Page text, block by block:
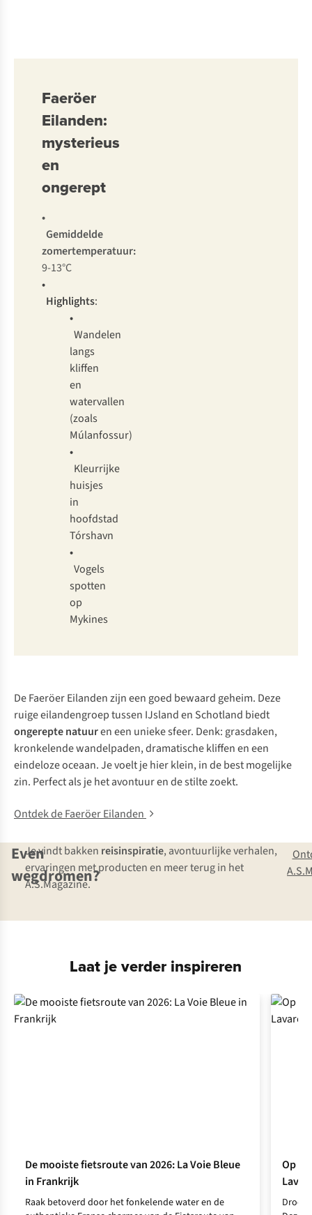
Faeröer
Eilanden:
mysterieus
en
ongerept
•
Gemiddelde
zomertemperatuur:
9-13°C
•
Highlights:
•
Wandelen
langs
kliffen
en
watervallen
(zoals
Múlanfossur)
•
Kleurrijke
huisjes
in
hoofdstad
Tórshavn
•
Vogels
spotten
op
Mykines
De Faeröer Eilanden zijn een goed bewaard geheim. Deze
ruige eilandengroep tussen IJsland en Schotland biedt
ongerepte natuuren een unieke sfeer. Denk: grasdaken,
kronkelende wandelpaden, dramatische kliffen en een
eindeloze oceaan. Je voelt je hier klein, in de best mogelijke
zin. Perfect als je het avontuur en de stilte zoekt.
Ontdek de Faeröer Eilanden
Even
wegdromen?
Je vindt bakken reisinspiratie, avontuurlijke verhalen,
ervaringen met producten en meer terug in het
A.S.Magazine.
Laat je verder inspireren
De mooiste fietsroute van 2026: La Voie Bleue
in Frankrijk
Raak betoverd door het fonkelende water en de
Op